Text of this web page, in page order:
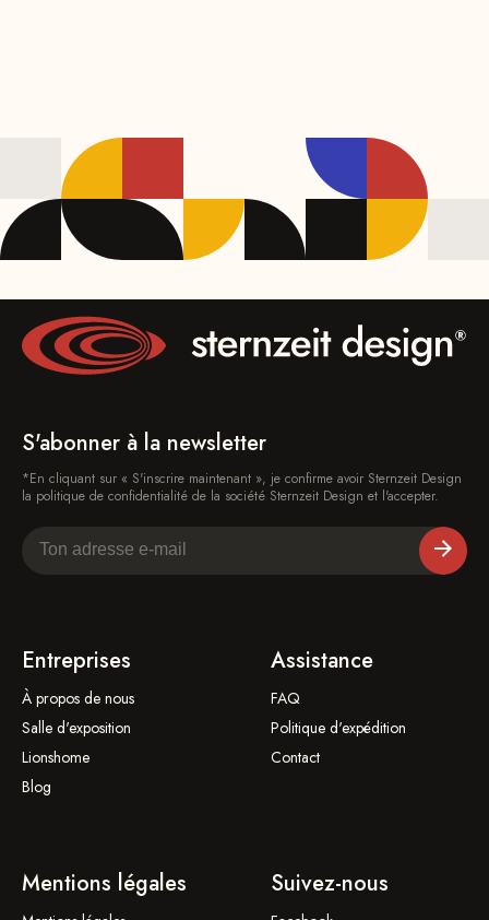
S'abonner à la newsletter
*En cliquant sur « S'inscrire maintenant », je confirme avoir Sternzeit Design
la politique de confidentialité de la société Sternzeit Design et l'accepter.
Entreprises
À propos de nous
Salle d'exposition
Lionshome
Blog
Assistance
FAQ
Politique d'expédition
Contact
Mentions légales Suivez-nous